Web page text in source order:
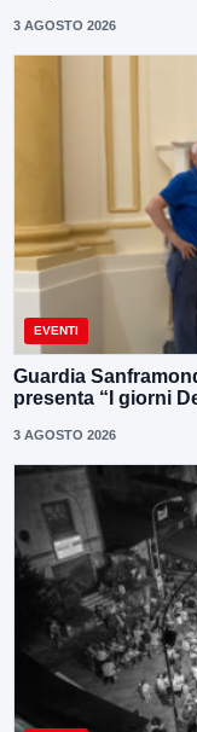
3 AGOSTO 2026
EVENTI
Guardia
presenta “I giorni
3 AGOSTO 2026